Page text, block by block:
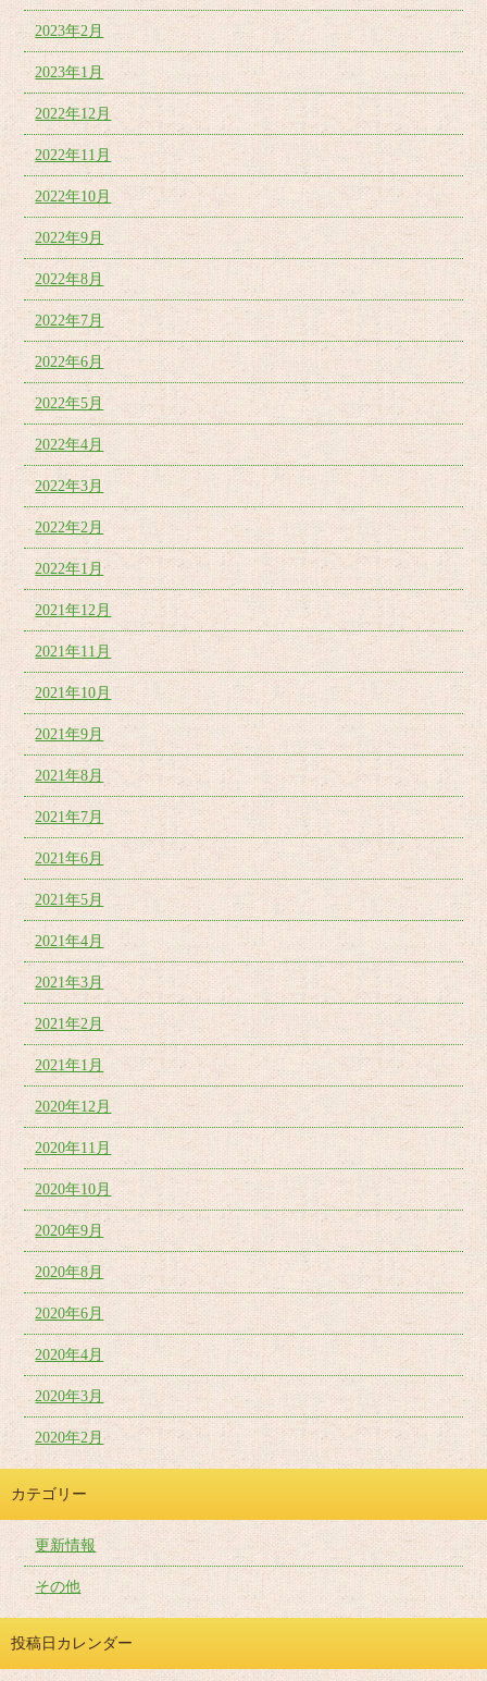
2023年2月
2023年1月
2022年12月
2022年11月
2022年10月
2022年9月
2022年8月
2022年7月
2022年6月
2022年5月
2022年4月
2022年3月
2022年2月
2022年1月
2021年12月
2021年11月
2021年10月
2021年9月
2021年8月
2021年7月
2021年6月
2021年5月
2021年4月
2021年3月
2021年2月
2021年1月
2020年12月
2020年11月
2020年10月
2020年9月
2020年8月
2020年6月
2020年4月
2020年3月
2020年2月
カテゴリー
更新情報
その他
投稿日カレンダー